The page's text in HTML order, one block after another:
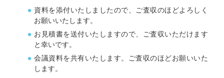
資料を添付いたしましたので、ご査収のほどよろしく
お願いいたします。
お見積書を送付いたしますので、ご査収いただけます
と幸いです。
会議資料を共有いたします。ご査収のほどお願いいた
します。